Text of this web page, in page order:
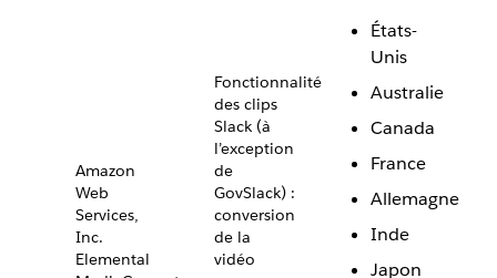
Amazon
Web
Services,
Inc.
Elemental
Fonctionnalité
des clips
Slack (à
l’exception
de
GovSlack) :
conversion
de la
vidéo
États-
Unis
Australie
Canada
France
Allemagne
Inde
Japon